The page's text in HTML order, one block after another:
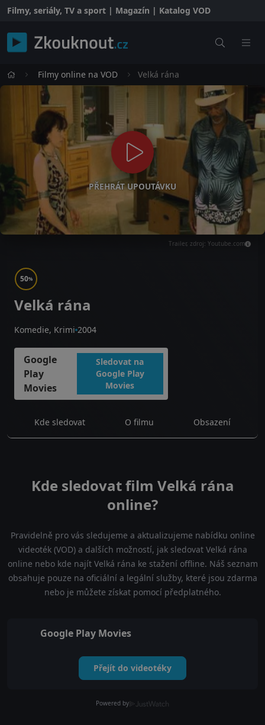
Filmy, seriály, TV a sport | Magazín | Katalog VOD
Filmy online na VOD Velká rána
PŘEHRÁT UPOUTÁVKU
Trailer, zdroj: Youtube.com
50%
Velká rána
Komedie, Krimi 2004
Google
Play
Movies
Sledovat na
Google Play
Movies
Kde sledovat O filmu Obsazení
Kde sledovat film Velká rána
online?
Pravidelně pro vás sledujeme a aktualizujeme nabídku online
videoték (VOD) a dalších možností, jak sledovat Velká rána
online nebo kde najít Velká rána ke stažení offline. Náš seznam
obsahuje pouze na oficiální a legální služby, které jsou zdarma
nebo je můžete získat pomocí předplatného.
Google Play Movies
Přejít do videotéky
Powered by